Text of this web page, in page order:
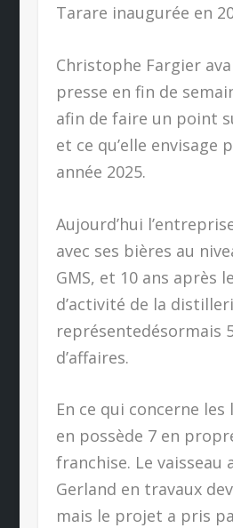
Tarare inaugurée en
Christophe Fargier
presse en fin de
afin de faire un point
et ce qu’elle envisage
année 2025.
Aujourd’hui
avec ses bières au
GMS, et 10 ans après
d’activité de la
représentedésormais
d’affaires.
En ce qui concerne les
en possède 7 en
franchise. Le vaisseau
Gerland en travaux
mais le projet a pris